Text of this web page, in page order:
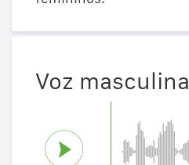
Voz masculina